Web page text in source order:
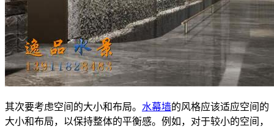
其次要考虑空间的大小和布局。 水幕墙的风格应该适应空间的
大小和布局，以保持整体的平衡感。例如，对于较小的空间，